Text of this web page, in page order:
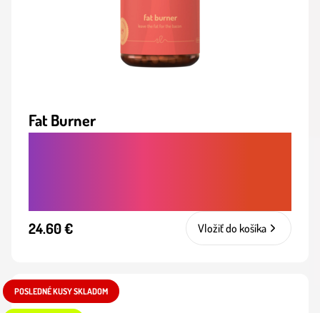
Fat Burner
24.60 € Vložiť do košíka
POSLEDNÉ KUSY SKLADOM